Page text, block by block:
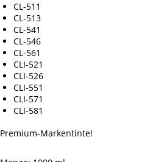
CL-511
CL-513
CL-541
CL-546
CL-561
CLI-521
CLI-526
CLI-551
CLI-571
CLI-581
Premium-Markentinte!